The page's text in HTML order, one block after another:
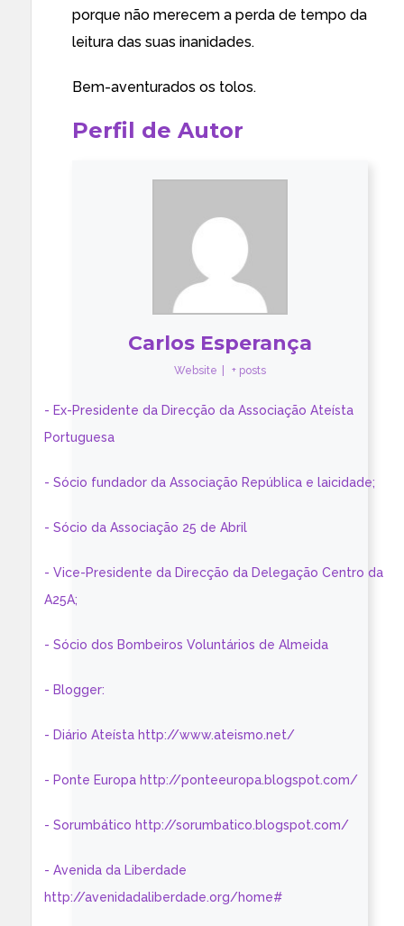
porque não merecem a perda de tempo da
leitura das suas inanidades.
Bem-aventurados os tolos.
Perfil de Autor
Carlos Esperança
Website + posts
- Ex-Presidente da Direcção da Associação Ateísta
Portuguesa
- Sócio fundador da Associação República e laicidade;
- Sócio da Associação 25 de Abril
- Vice-Presidente da Direcção da Delegação Centro da
A25A;
- Sócio dos Bombeiros Voluntários de Almeida
- Blogger:
- Diário Ateísta http://www.ateismo.net/
- Ponte Europa http://ponteeuropa.blogspot.com/
- Sorumbático http://sorumbatico.blogspot.com/
- Avenida da Liberdade
http://avenidadaliberdade.org/home#